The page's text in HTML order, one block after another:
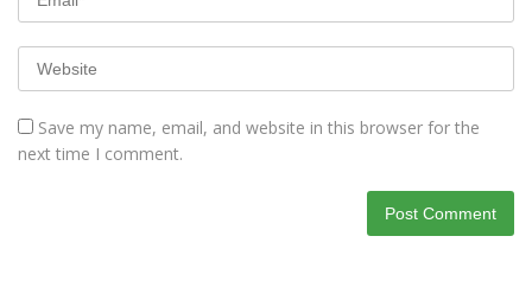
Save my name, email, and website in this browser for the
next time I comment.